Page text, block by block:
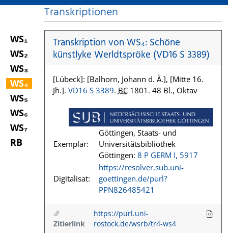
WS₁
WS₂
WS₃
WS₄
WS₅
WS₆
WS₇
RB
Transkriptionen
Transkription von WS₄: Schöne
künstlyke Werldtspröke (VD16 S 3389)
[Lübeck]: [Balhorn, Johann d. Ä.], [Mitte 16.
Jh.]. VD16 S 3389. BC1801. 48 Bl., Oktav
Exemplar:
Göttingen, Staats- und
Universitätsbibliothek
Göttingen: 8 P GERM I, 5917
Digitalisat:
https://resolver.sub.uni-
goettingen.de/purl?
PPN826485421
Zitierlink
https://purl.uni-
rostock.de/wsrb/tr4-ws4